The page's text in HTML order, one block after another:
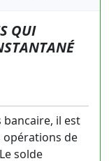
QUI
bancaire, il est
opérations de
solde